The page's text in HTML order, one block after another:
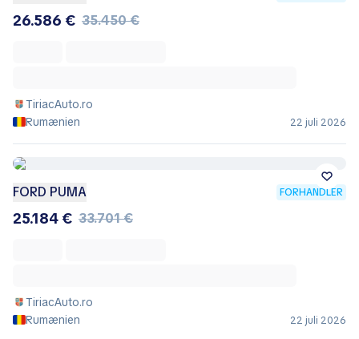
26.586 € 35.450 €
TiriacAuto.ro
Rumænien
22 juli 2026
FORD PUMA FORHANDLER
25.184 € 33.701 €
TiriacAuto.ro
Rumænien
22 juli 2026